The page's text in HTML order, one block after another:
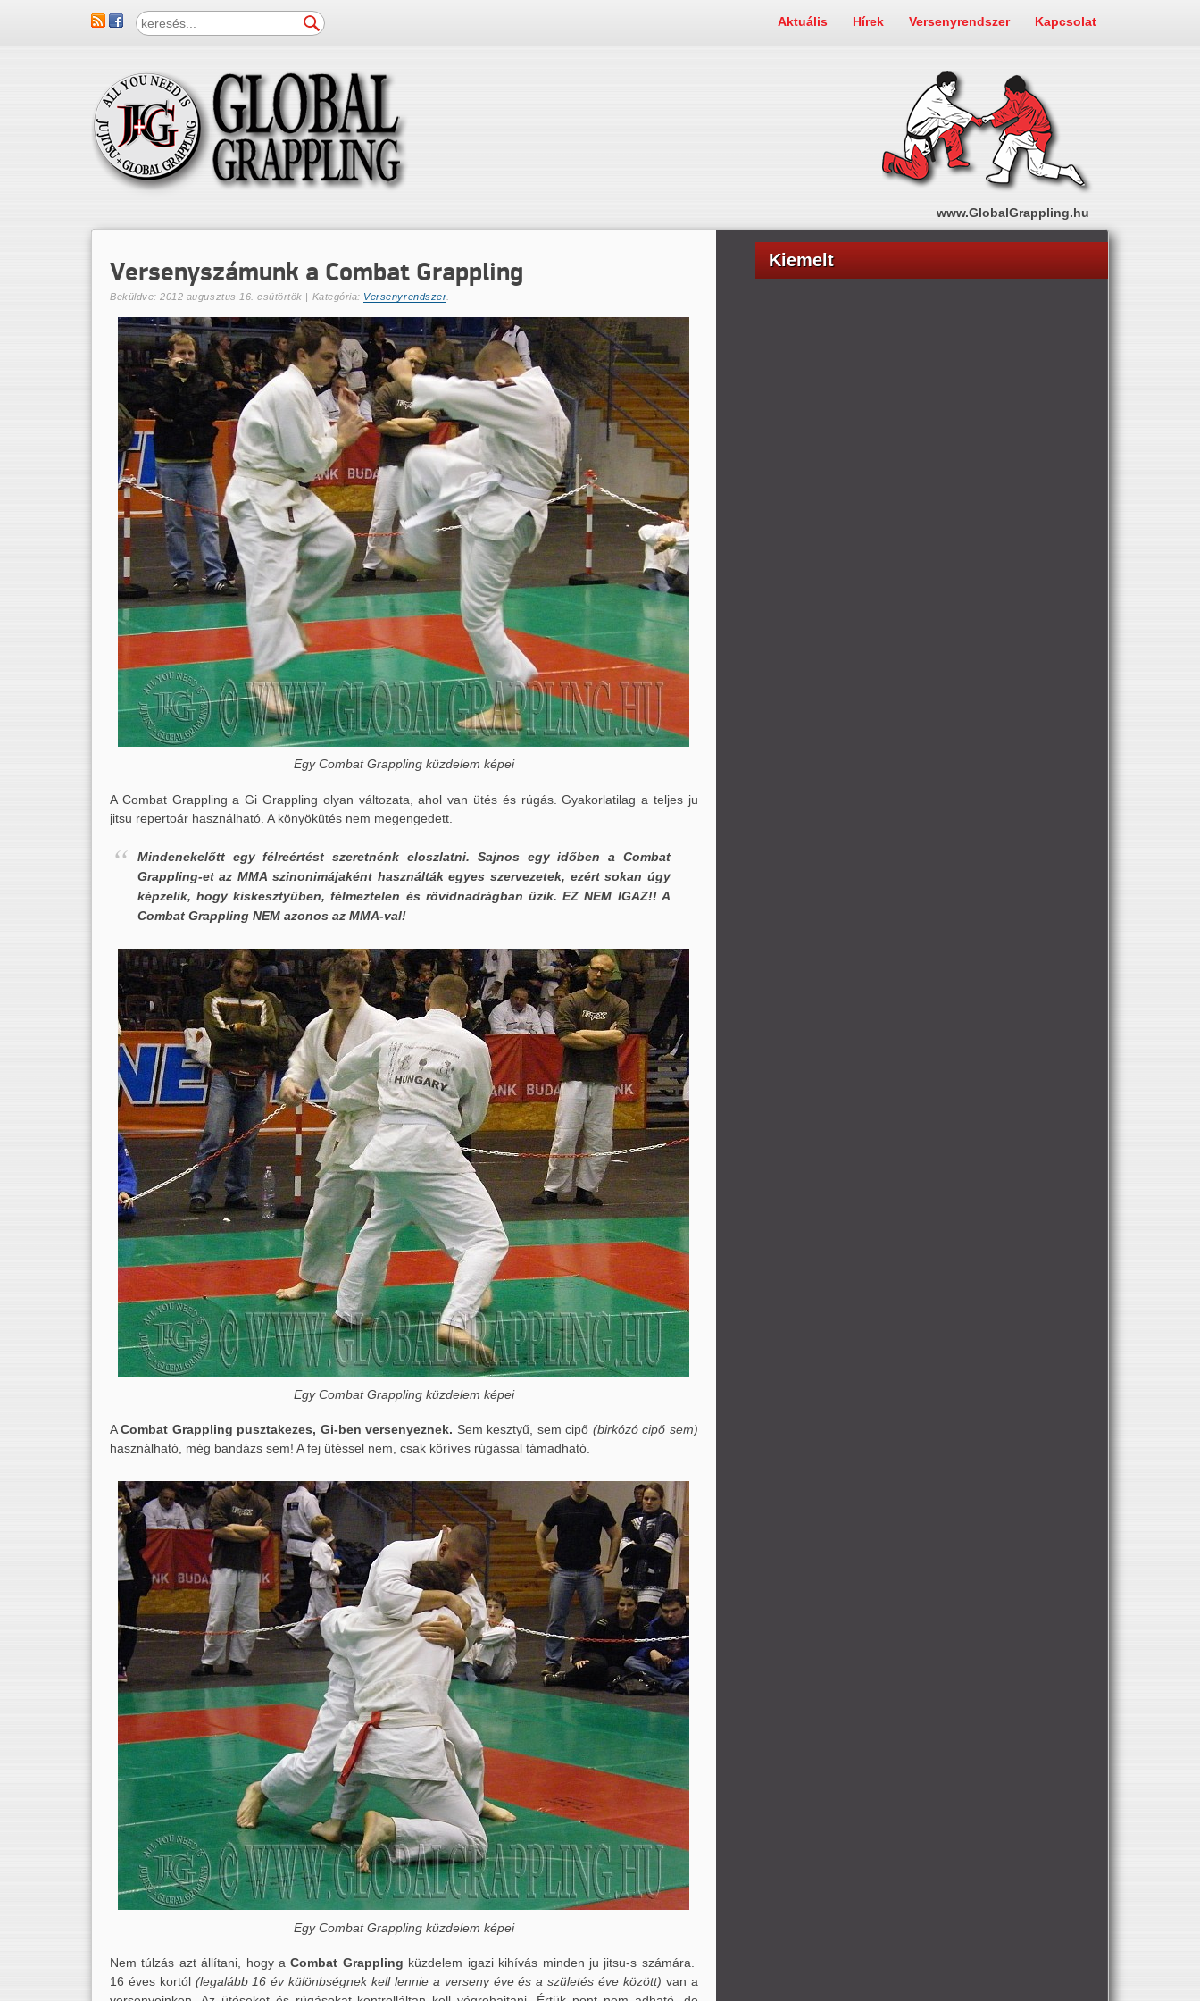
www.GlobalGrappling.hu
Aktuális Hírek Versenyrendszer Kapcsolat
Versenyszámunk a Combat Grappling
Beküldve:2012 augusztus 16. csütörtök | Kategória: Versenyrendszer
Egy Combat Grappling küzdelem képei
A Combat Grappling a Gi Grappling olyan változata, ahol van ütés és rúgás. Gyakorlatilag a teljes ju
jitsu repertoár használható. A könyökütés nem megengedett.
Mindenekelőtt egy félreértést szeretnénk eloszlatni. Sajnos egy időben a Combat
Grappling-et az MMA szinonimájaként használták egyes szervezetek, ezért sokan úgy
képzelik, hogy kiskesztyűben, félmeztelen és rövidnadrágban űzik. EZ NEM IGAZ!! A
Combat Grappling NEM azonos az MMA-val!
Egy Combat Grappling küzdelem képei
ACombat Grappling pusztakezes, Gi-ben versenyeznek. Sem kesztyű, sem cipő (birkózó cipő sem)
használható, még bandázs sem! A fej ütéssel nem, csak köríves rúgással támadható.
Egy Combat Grappling küzdelem képei
Nem túlzás azt állítani, hogy aCombat Grappling küzdelem igazi kihívás minden ju jitsu-s számára.
16 éves kortól (legalább 16 év különbségnek kell lennie a verseny éve és a születés éve között) van a
Kiemelt